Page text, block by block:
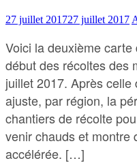
27 juillet 201727 juillet 2017
Voici la deuxième
début des récoltes des
juillet 2017. Après
ajuste, par région, la
chantiers de récolte
venir chauds et montre
accélérée. […]